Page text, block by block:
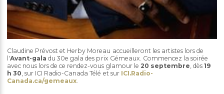
Claudine Prévost et Herby Moreau accueilleront les artistes lors de
l'Avant-gala du 30e gala des prix Gémeaux. Commencez la soirée
avec nous lors de ce rendez-vous glamour le 20 septembre , dès19
h 30 , sur ICI Radio-Canada Télé et sur ICI.Radio-
Canada.ca/gemeaux